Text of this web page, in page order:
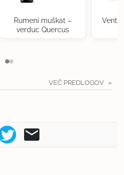
Rumeni muškat –
verduc Quercus
VEČ PREDLOGOV